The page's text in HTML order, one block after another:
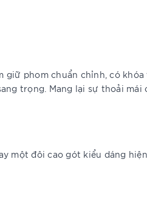
giữ phom chuẩn chỉnh, có
trọng. Mang lại sự thoải
một đôi cao gót kiểu dáng